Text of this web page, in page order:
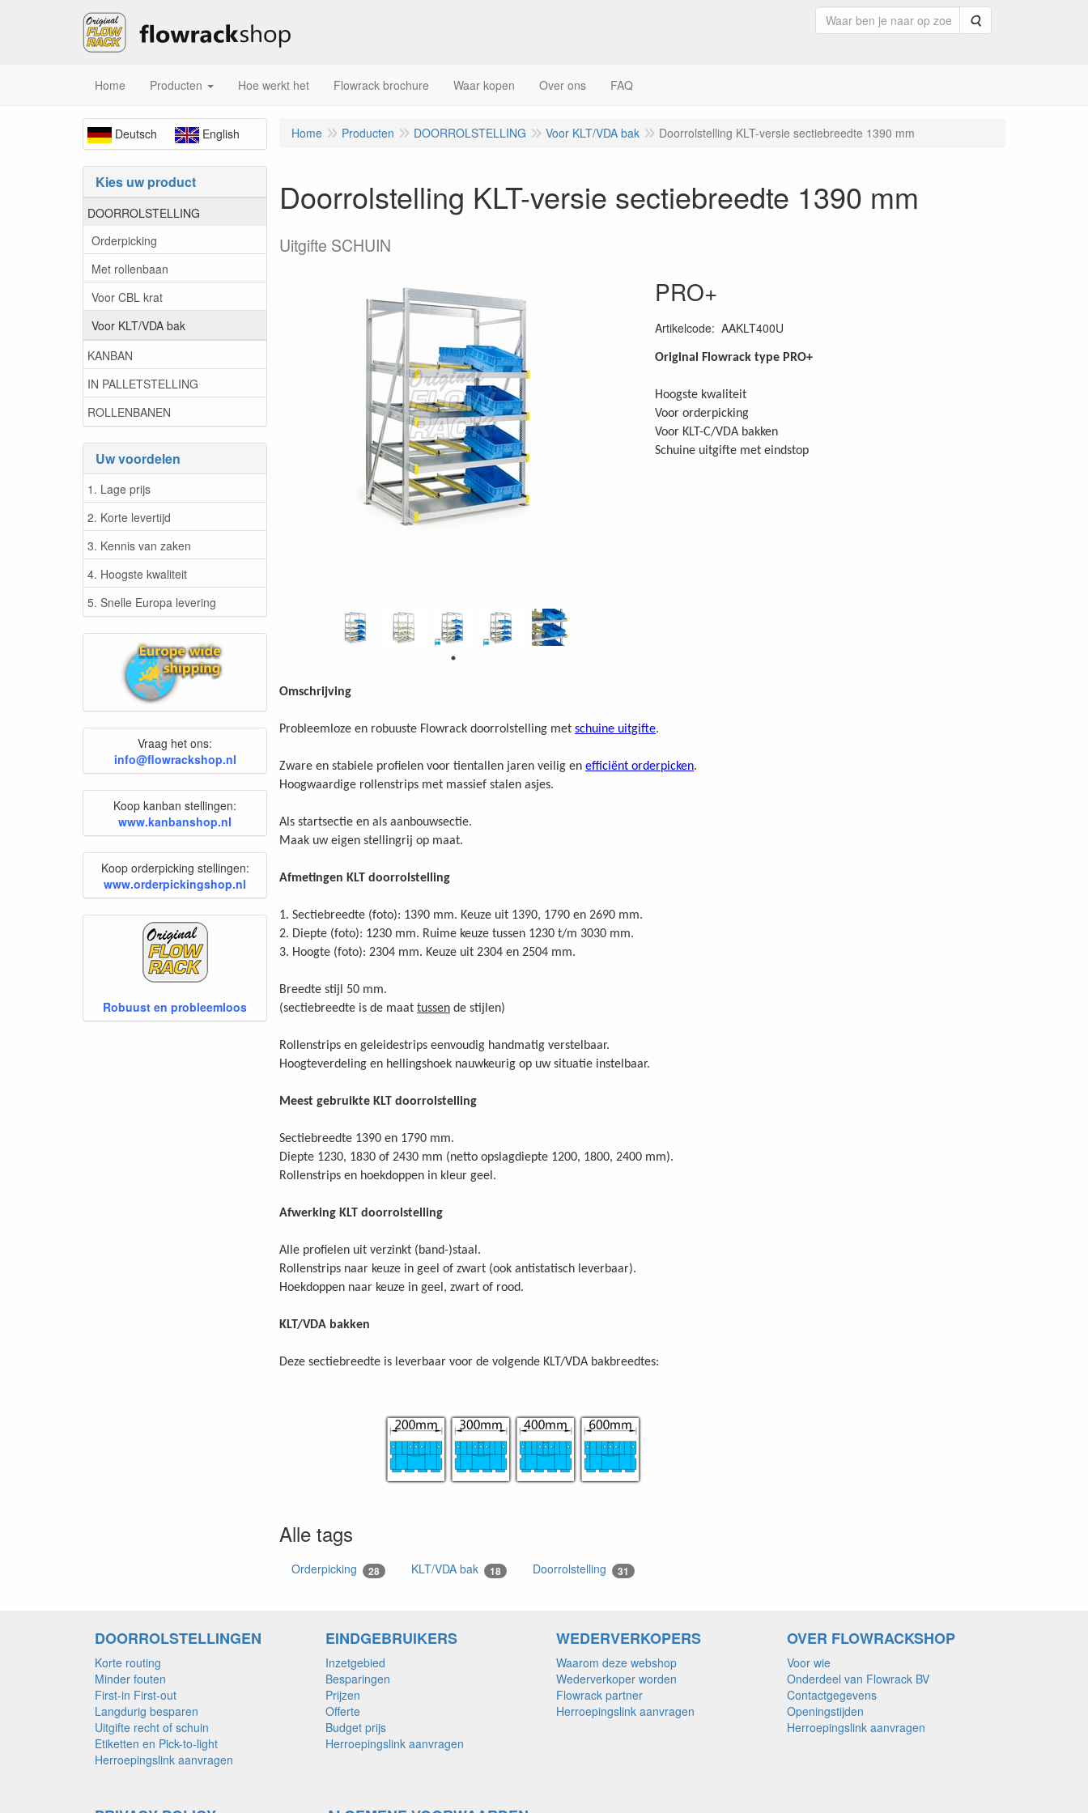
Zoeken
Home Producten Hoe werkt het Flowrack brochure Waar kopen Over ons FAQ
Deutsch English
Kies uw product
DOORROLSTELLING
Orderpicking
Met rollenbaan
Voor CBL krat
Voor KLT/VDA bak
KANBAN
IN PALLETSTELLING
ROLLENBANEN
Uw voordelen
1. Lage prijs
2. Korte levertijd
3. Kennis van zaken
4. Hoogste kwaliteit
5. Snelle Europa levering
Vraag het ons:
info@flowrackshop.nl
Koop kanban stellingen:
www.kanbanshop.nl
Koop orderpicking stellingen:
www.orderpickingshop.nl
Robuust en probleemloos
Home Producten DOORROLSTELLING Voor KLT/VDA bak Doorrolstelling KLT-versie sectiebreedte 1390 mm
Doorrolstelling KLT-versie sectiebreedte 1390 mm
Uitgifte SCHUIN
PRO+
Artikelcode: AAKLT400U
Original Flowrack type PRO+
Hoogste kwaliteit
Voor orderpicking
Voor KLT-C/VDA bakken
Schuine uitgifte met eindstop
Omschrijving
Probleemloze en robuuste Flowrack doorrolstelling met schuine uitgifte.
Zware en stabiele profielen voor tientallen jaren veilig en efficiënt orderpicken.
Hoogwaardige rollenstrips met massief stalen asjes.
Als startsectie en als aanbouwsectie.
Maak uw eigen stellingrij op maat.
Afmetingen KLT doorrolstelling
1. Sectiebreedte (foto): 1390 mm. Keuze uit 1390, 1790 en 2690 mm.
2. Diepte (foto): 1230 mm. Ruime keuze tussen 1230 t/m 3030 mm.
3. Hoogte (foto): 2304 mm. Keuze uit 2304 en 2504 mm.
Breedte stijl 50 mm.
(sectiebreedte is de maat tussen de stijlen)
Rollenstrips en geleidestrips eenvoudig handmatig verstelbaar.
Hoogteverdeling en hellingshoek nauwkeurig op uw situatie instelbaar.
Meest gebruikte KLT doorrolstelling
Sectiebreedte 1390 en 1790 mm.
Diepte 1230, 1830 of 2430 mm (netto opslagdiepte 1200, 1800, 2400 mm).
Rollenstrips en hoekdoppen in kleur geel.
Afwerking KLT doorrolstelling
Alle profielen uit verzinkt (band-)staal.
Rollenstrips naar keuze in geel of zwart (ook antistatisch leverbaar).
Hoekdoppen naar keuze in geel, zwart of rood.
KLT/VDA bakken
Deze sectiebreedte is leverbaar voor de volgende KLT/VDA bakbreedtes:
Alle tags
Orderpicking 28 KLT/VDA bak 18 Doorrolstelling 31
DOORROLSTELLINGEN
Korte routing
Minder fouten
First-in First-out
Langdurig besparen
Uitgifte recht of schuin
Etiketten en Pick-to-light
Herroepingslink aanvragen
EINDGEBRUIKERS
Inzetgebied
Besparingen
Prijzen
Offerte
Budget prijs
Herroepingslink aanvragen
WEDERVERKOPERS
Waarom deze webshop
Wederverkoper worden
Flowrack partner
Herroepingslink aanvragen
OVER FLOWRACKSHOP
Voor wie
Onderdeel van Flowrack BV
Contactgegevens
Openingstijden
Herroepingslink aanvragen